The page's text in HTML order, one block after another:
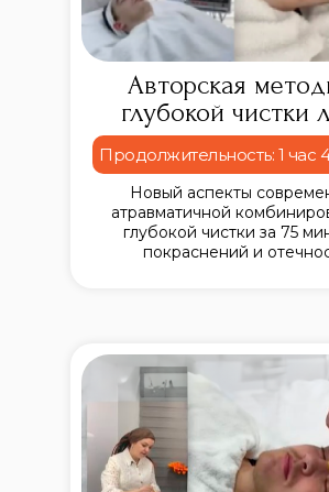
Новый аспекты
атравматичной
глубокой чистки за 75
покраснений и
Авторская
глубокой чистки
Продолжительность: 1 час